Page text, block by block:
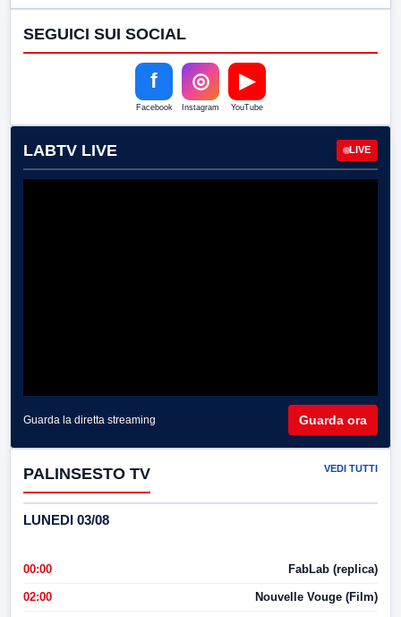
SEGUICI SUI SOCIAL
f
Facebook
◎
Instagram
▶
YouTube
LABTV LIVE LIVE
Guarda la diretta streaming Guarda ora
PALINSESTO TV VEDI TUTTI
LUNEDI 03/08
00:00 FabLab (replica)
02:00 Nouvelle Vouge (Film)